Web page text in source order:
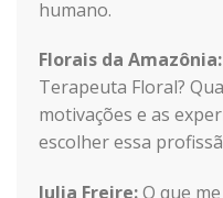
humano.
Florais da Amazônia:
Terapeuta Floral?
motivações e as
escolher essa
Julia Freire:O que